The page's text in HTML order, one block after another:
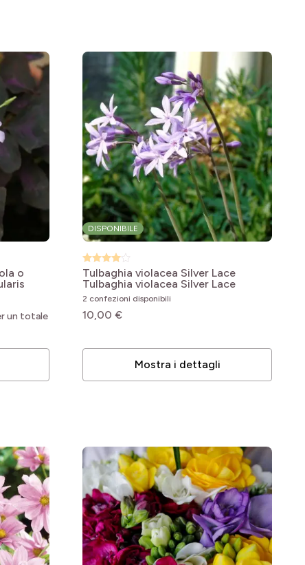
o
un totale
DISPONIBILE
Tulbaghia violacea Silver Lace
Tulbaghia violacea Silver Lace
2 confezioni disponibili
10,00 €
Mostra i dettagli